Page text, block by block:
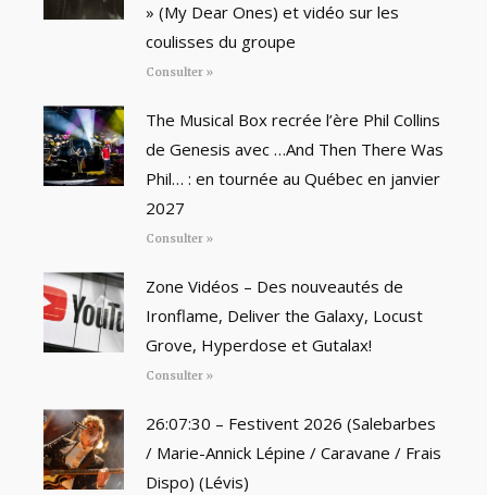
» (My Dear Ones) et vidéo sur les
coulisses du groupe
Consulter »
The Musical Box recrée l’ère Phil Collins
de Genesis avec …And Then There Was
Phil… : en tournée au Québec en janvier
2027
Consulter »
Zone Vidéos – Des nouveautés de
Ironflame, Deliver the Galaxy, Locust
Grove, Hyperdose et Gutalax!
Consulter »
26:07:30 – Festivent 2026 (Salebarbes
/ Marie-Annick Lépine / Caravane / Frais
Dispo) (Lévis)